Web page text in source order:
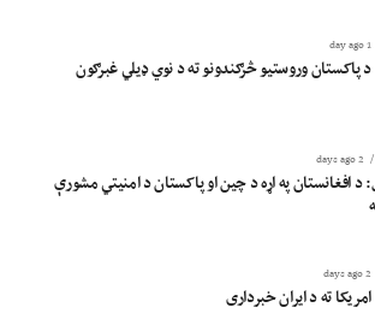
1 day ago
پاکستان وروستیو څرګندونو ته د نوي ډیلي غبرګون
2 days ago
د افغانستان په اړه د چین او پاکستان د امنیتي مشورې
2 days ago
ته د ایران خبرداری